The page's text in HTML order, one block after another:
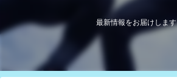
最新情報をお届けします